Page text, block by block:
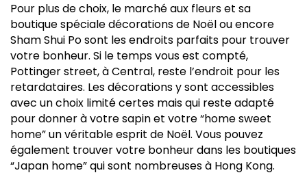
Pour plus de choix, le marché aux fleurs et sa
boutique spéciale décorations de Noël ou encore
Sham Shui Po sont les endroits parfaits pour trouver
votre bonheur. Si le temps vous est compté,
Pottinger street, à Central, reste l’endroit pour les
retardataires. Les décorations y sont accessibles
avec un choix limité certes mais qui reste adapté
pour donner à votre sapin et votre “home sweet
home” un véritable esprit de Noël. Vous pouvez
également trouver votre bonheur dans les boutiques
“Japan home” qui sont nombreuses à Hong Kong.